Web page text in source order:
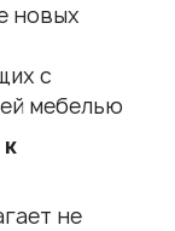
новых
с
мебелью
не